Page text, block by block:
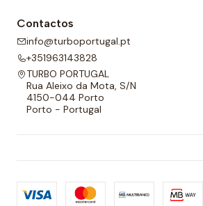
Contactos
info@turboportugal.pt
+351963143828
TURBO PORTUGAL
Rua Aleixo da Mota, S/N
4150-044 Porto
Porto - Portugal